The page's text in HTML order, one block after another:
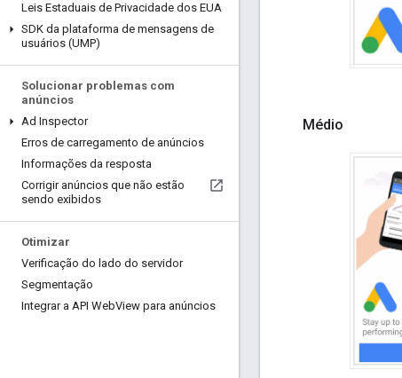
Leis Estaduais de Privacidade dos EUA
SDK da plataforma de mensagens de
usuários (UMP)
Solucionar problemas com
anúncios
Ad Inspector
Erros de carregamento de anúncios
Informações da resposta
Corrigir anúncios que não estão
sendo exibidos
Otimizar
Verificação do lado do servidor
Segmentação
Integrar a API WebView para anúncios
Médio